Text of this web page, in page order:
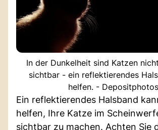
In der Dunkelheit sind Katzen
sichtbar - ein reflektierendes
helfen. - Depositphotos
Ein reflektierendes Halsband
helfen, Ihre Katze im
sichtbar zu machen. Achten Sie